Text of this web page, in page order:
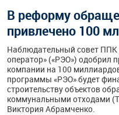
В реформу
привлечено 100
Наблюдательный совет ППК
оператор» («РЭО») одобрил
компании на 100
программы «РЭО» будет
строительству объектов
коммунальными отходами
Виктория Абрамченко.